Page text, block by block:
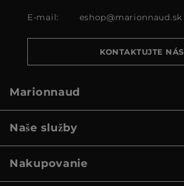
E-mail: eshop@marionnaud.sk
KONTAKTUJTE NÁS
Marionnaud
Naše služby
Nakupovanie